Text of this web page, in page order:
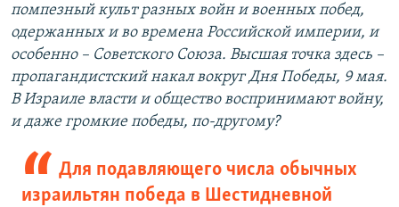
помпезный культ разных войн и военных побед,
одержанных и во времена Российской империи, и
особенно – Советского Союза. Высшая точка здесь –
пропагандистский накал вокруг Дня Победы, 9 мая.
В Израиле власти и общество воспринимают войну,
и даже громкие победы, по-другому?
Для подавляющего числа обычных
израильтян победа в Шестидневной